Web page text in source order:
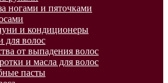
ногами и пяточками
и кондиционеры
для волос
от выпадения волос
и масла для волос
пасты